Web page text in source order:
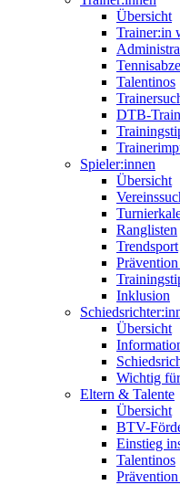
Übersicht
Trainer:in
Talentinos
DTB-
Spieler:innen
Übersicht
Ranglisten
Trendsport
Inklusion
Übersicht
Wichtig
Eltern & Talente
Übersicht
BTV-
Einstieg
Talentinos